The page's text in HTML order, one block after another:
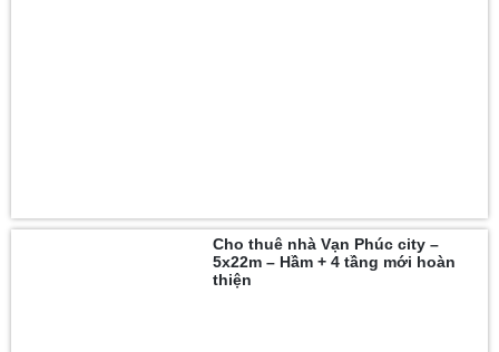
Cho thuê nhà Vạn Phúc city –
5x22m – Hầm + 4 tầng mới hoàn
thiện